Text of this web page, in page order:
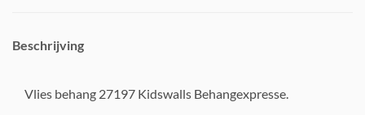
Beschrijving
Vlies behang 27197 Kidswalls Behangexpresse.